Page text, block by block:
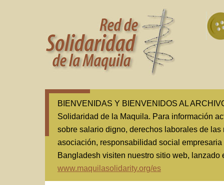
BIENVENIDAS Y BIENVENIDOS AL
Solidaridad de la Maquila. Para información
sobre salario digno, derechos laborales de las
asociación, responsabilidad social
Bangladesh visiten nuestro sitio web, lanzado
www.maquilasolidarity.org/es